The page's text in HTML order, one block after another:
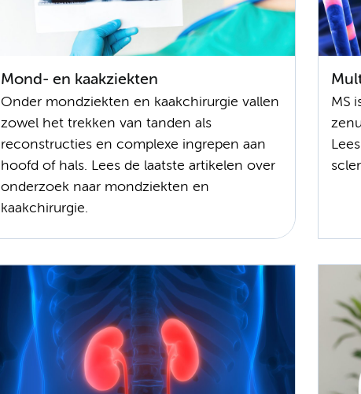
Mond- en kaakziekten
Onder mondziekten en kaakchirurgie vallen
zowel het trekken van tanden als
reconstructies en complexe ingrepen aan
hoofd of hals. Lees de laatste artikelen over
onderzoek naar mondziekten en
kaakchirurgie.
MS